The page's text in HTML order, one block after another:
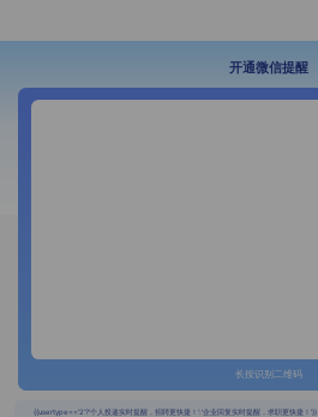
开通微信提醒
长按识别二维码
{{usertype=='2'?'个人投递实时提醒，招聘更快捷！':'企业回复实时提醒，求职更快捷！'}}